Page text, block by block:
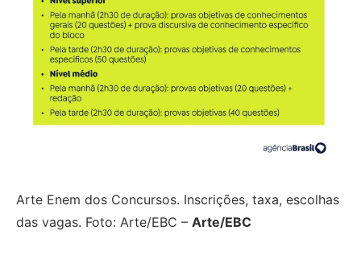
Arte Enem dos Concursos. Inscrições, taxa, escolhas
das vagas. Foto: Arte/EBC – Arte/EBC